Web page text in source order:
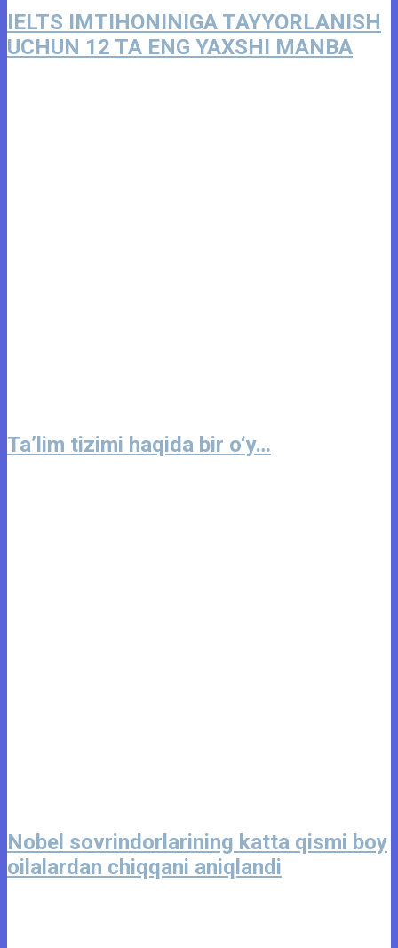
IELTS IMTIHONINIGA TAYYORLANISH
UCHUN 12 TA ENG YAXSHI MANBA
Ta’lim tizimi haqida bir o‘y…
Nobel sovrindorlarining katta qismi boy
oilalardan chiqqani aniqlandi